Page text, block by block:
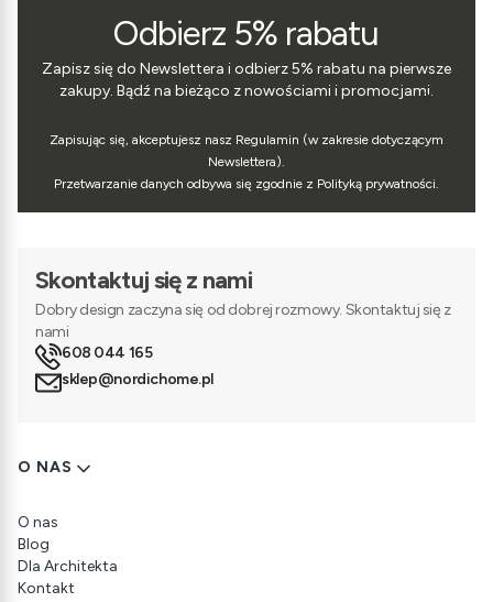
Odbierz 5% rabatu
Zapisz się do Newslettera i odbierz 5% rabatu na pierwsze
zakupy. Bądź na bieżąco z nowościami i promocjami.
Zapisując się, akceptujesz nasz Regulamin (w zakresie dotyczącym
Newslettera).
Przetwarzanie danych odbywa się zgodnie z Polityką prywatności.
Skontaktuj się z nami
Dobry design zaczyna się od dobrej rozmowy. Skontaktuj się z
nami
608 044 165
sklep@nordichome.pl
Linki w stopce
O NAS
O nas
Blog
Dla Architekta
Kontakt